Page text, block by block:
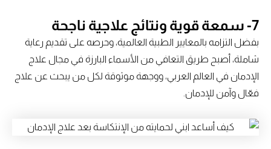
7- سمعة قوية ونتائج علاجية ناجحة
بفضل التزامه بالمعايير الطبية العالمية، وحرصه على تقديم رعاية
شاملة، أصبح طريق التعافي من الأسماء البارزة في مجال علاج
الإدمان في العالم العربي، ووجهة موثوقة لكل من يبحث عن علاج
فعّال وآمن للإدمان.